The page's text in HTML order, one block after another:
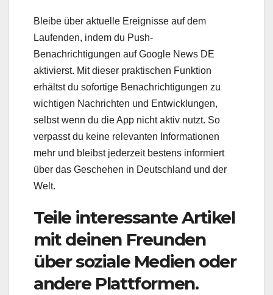
Bleibe über aktuelle Ereignisse auf dem
Laufenden, indem du Push-
Benachrichtigungen auf Google News DE
aktivierst. Mit dieser praktischen Funktion
erhältst du sofortige Benachrichtigungen zu
wichtigen Nachrichten und Entwicklungen,
selbst wenn du die App nicht aktiv nutzt. So
verpasst du keine relevanten Informationen
mehr und bleibst jederzeit bestens informiert
über das Geschehen in Deutschland und der
Welt.
Teile interessante Artikel
mit deinen Freunden
über soziale Medien oder
andere Plattformen.